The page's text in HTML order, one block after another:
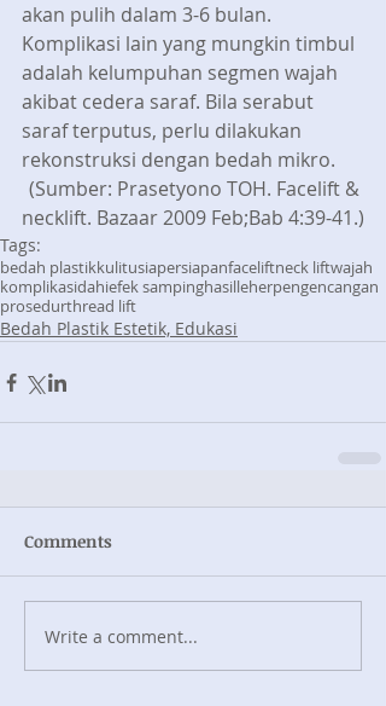
akan pulih dalam 3-6 bulan.
Komplikasi lain yang mungkin timbul
adalah kelumpuhan segmen wajah
akibat cedera saraf. Bila serabut
saraf terputus, perlu dilakukan
rekonstruksi dengan bedah mikro.
(Sumber: Prasetyono TOH. Facelift &
necklift. Bazaar 2009 Feb;Bab 4:39-41.)
Tags:
bedah plastikkulitusiapersiapanfaceliftneck liftwajah
komplikasidahiefek sampinghasilleherpengencangan
prosedurthread lift
Bedah Plastik Estetik, Edukasi
Comments
Write a comment...